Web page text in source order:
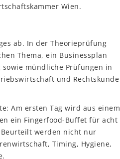
Wien.
ab. In der Theorieprüfung
Thema, ein Businessplan
mündliche Prüfungen in
und Rechtskunde
Am ersten Tag wird aus einem
ein Fingerfood-Buffet für acht
werden nicht nur
Timing, Hygiene,